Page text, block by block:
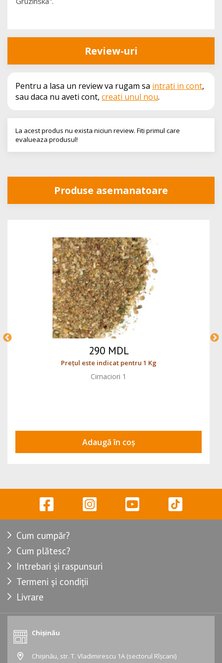
Review-uri
Pentru a lasa un review va rugam sa intrati in cont,
sau daca nu aveti cont, creati unul nou.
La acest produs nu exista niciun review. Fiti primul care
evalueaza produsul!
Produse asemanatoare
290 MDL
Prețul este indicat pentru 1 Kg
Cirnaciori 1
Adaugă în coș
Cum cumpăr?
Cum plătesc?
Intrebari și raspunsuri
Termeni și condiții
Livrare
Chișinău
Chișinău, str. T. Vladimirescu 1A (sectorul Rîșcani)